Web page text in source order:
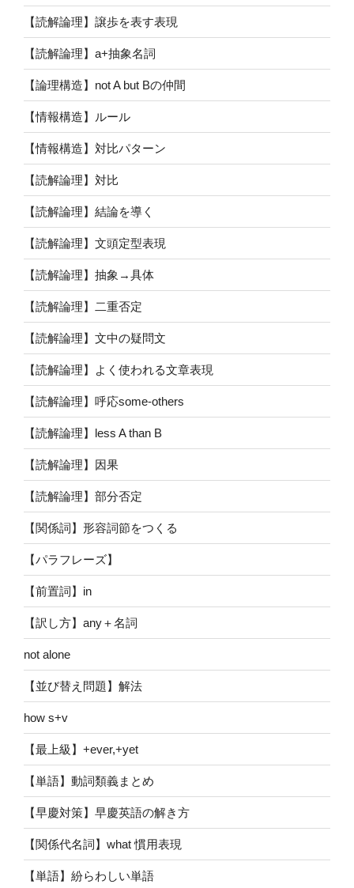
【読解論理】譲歩を表す表現
【読解論理】a+抽象名詞
【論理構造】not A but Bの仲間
【情報構造】ルール
【情報構造】対比パターン
【読解論理】対比
【読解論理】結論を導く
【読解論理】文頭定型表現
【読解論理】抽象→具体
【読解論理】二重否定
【読解論理】文中の疑問文
【読解論理】よく使われる文章表現
【読解論理】呼応some-others
【読解論理】less A than B
【読解論理】因果
【読解論理】部分否定
【関係詞】形容詞節をつくる
【パラフレーズ】
【前置詞】in
【訳し方】any＋名詞
not alone
【並び替え問題】解法
how s+v
【最上級】+ever,+yet
【単語】動詞類義まとめ
【早慶対策】早慶英語の解き方
【関係代名詞】what 慣用表現
【単語】紛らわしい単語